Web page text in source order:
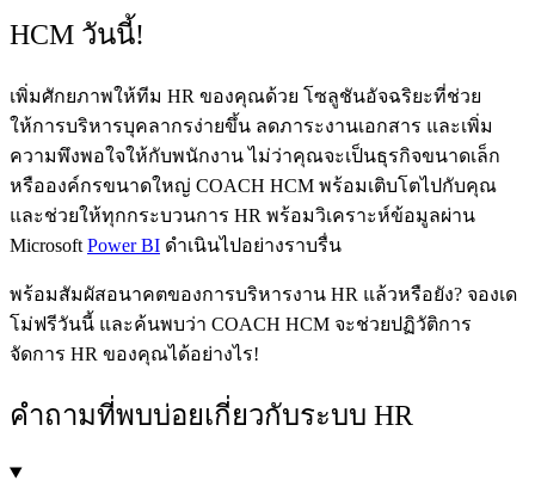
HCM วันนี้!
เพิ่มศักยภาพให้ทีม HR ของคุณด้วย โซลูชันอัจฉริยะที่ช่วย
ให้การบริหารบุคลากรง่ายขึ้น ลดภาระงานเอกสาร และเพิ่ม
ความพึงพอใจให้กับพนักงาน ไม่ว่าคุณจะเป็นธุรกิจขนาดเล็ก
หรือองค์กรขนาดใหญ่ COACH HCM พร้อมเติบโตไปกับคุณ
และช่วยให้ทุกกระบวนการ HR พร้อมวิเคราะห์ข้อมูลผ่าน
Microsoft Power BI ดำเนินไปอย่างราบรื่น
พร้อมสัมผัสอนาคตของการบริหารงาน HR แล้วหรือยัง? จองเด
โม่ฟรีวันนี้ และค้นพบว่า COACH HCM จะช่วยปฏิวัติการ
จัดการ HR ของคุณได้อย่างไร!
คำถามที่พบบ่อยเกี่ยวกับระบบ HR